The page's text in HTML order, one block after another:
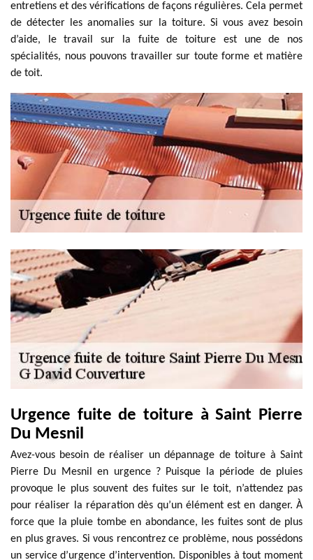
entretiens et des vérifications de façons régulières. Cela permet
de détecter les anomalies sur la toiture. Si vous avez besoin
d’aide, le travail sur la fuite de toiture est une de nos
spécialités, nous pouvons travailler sur toute forme et matière
de toit.
Urgence fuite de toiture à Saint Pierre
Du Mesnil
Avez-vous besoin de réaliser un dépannage de toiture à Saint
Pierre Du Mesnil en urgence ? Puisque la période de pluies
provoque le plus souvent des fuites sur le toit, n’attendez pas
pour réaliser la réparation dès qu’un élément est en danger. À
force que la pluie tombe en abondance, les fuites sont de plus
en plus graves. Si vous rencontrez ce problème, nous possédons
un service d’urgence d’intervention. Disponibles à tout moment